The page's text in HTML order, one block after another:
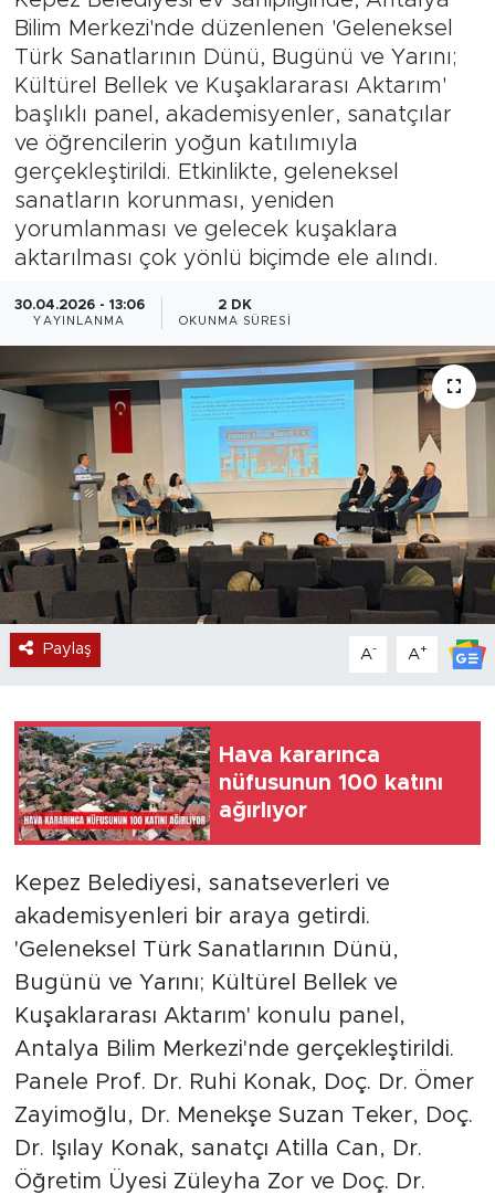
Bilim Merkezi'nde düzenlenen 'Geleneksel
Türk Sanatlarının Dünü, Bugünü ve Yarını;
Kültürel Bellek ve Kuşaklararası Aktarım'
başlıklı panel, akademisyenler, sanatçılar
ve öğrencilerin yoğun katılımıyla
gerçekleştirildi. Etkinlikte, geleneksel
sanatların korunması, yeniden
yorumlanması ve gelecek kuşaklara
aktarılması çok yönlü biçimde ele alındı.
30.04.2026 - 13:06
YAYINLANMA
2 DK
OKUNMA SÜRESI
Paylaş A- A+
Hava kararınca
nüfusunun 100 katını
ağırlıyor
Kepez Belediyesi, sanatseverleri ve
akademisyenleri bir araya getirdi.
'Geleneksel Türk Sanatlarının Dünü,
Bugünü ve Yarını; Kültürel Bellek ve
Kuşaklararası Aktarım' konulu panel,
Antalya Bilim Merkezi'nde gerçekleştirildi.
Panele Prof. Dr. Ruhi Konak, Doç. Dr. Ömer
Zayimoğlu, Dr. Menekşe Suzan Teker, Doç.
Dr. Işılay Konak, sanatçı Atilla Can, Dr.
Öğretim Üyesi Züleyha Zor ve Doç. Dr.
Magazin
Özel Haber
Politika
Resmi İlanlar
Sağlık
Spor
Turizm